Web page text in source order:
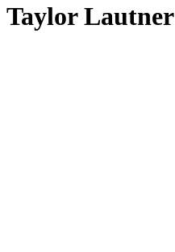
Taylor Lautner